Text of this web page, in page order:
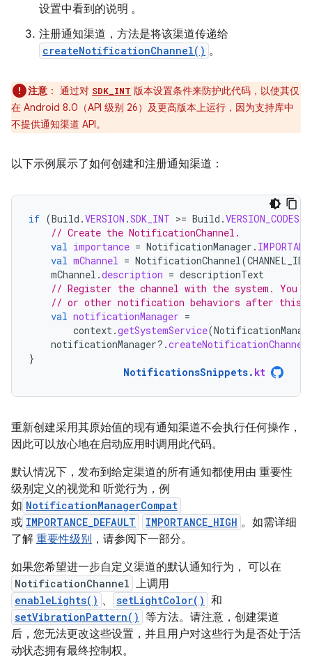
设置中看到的说明 。
注册通知渠道，方法是将该渠道传递给
createNotificationChannel() 。
注意 ： 通过对 SDK_INT 版本设置条件来防护此代码，以使其仅
在 Android 8.0（API 级别 26）及更高版本上运行，因为支持库中
不提供通知渠道 API。
以下示例展示了如何创建和注册通知渠道：
if (Build .VERSION .SDK_INT >= Build .VERSION_CODES
// Create the NotificationChannel.
val importance = NotificationManager .
val mChannel = NotificationChannel(CHANNEL_ID
mChannel .description = descriptionText
// Register the channel with the system. You
// or other notification behaviors after this.
val notificationManager =
context.getSystemService(
notificationManager?.createNotificationChannel
}
NotificationsSnippets. kt
重新创建采用其原始值的现有通知渠道不会执行任何操作，
因此可以放心地在启动应用时调用此代码。
默认情况下，发布到给定渠道的所有通知都使用由 重要性
级别定义的视觉和 听觉行为，例
如 NotificationManagerCompat
或 IMPORTANCE_DEFAULT IMPORTANCE_HIGH 。如需详细
了解 重要性级别 ，请参阅下一部分。
如果您希望进一步自定义渠道的默认通知行为， 可以在
NotificationChannel 上调用
enableLights() 、 setLightColor() 和
setVibrationPattern() 等方法。请注意，创建渠道
后，您无法更改这些设置，并且用户对这些行为是否处于活
动状态拥有最终控制权。